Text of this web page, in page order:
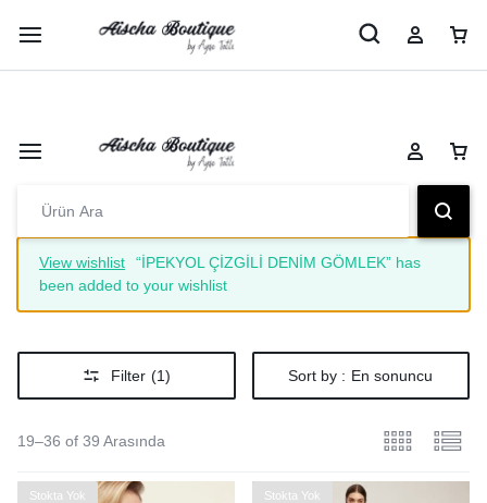
Peşin Fiyatına 3 Taksit İmkanı Şimdi Alışveriş Yap
View wishlist
“İPEKYOL ÇİZGİLİ DENİM GÖMLEK” has
been added to your wishlist
Filter (1) Sort by : En sonuncu
19–36 of 39 Arasında
Stokta Yok Stokta Yok